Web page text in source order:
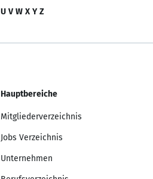
U V W X Y Z
Hauptbereiche
Mitgliederverzeichnis
Jobs Verzeichnis
Unternehmen